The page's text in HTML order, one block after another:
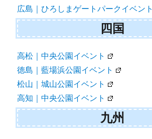
広島｜ひろしまゲートパークイベント
四国
高松｜中央公園イベント
徳島｜藍場浜公園イベント
松山｜城山公園イベント
高知｜中央公園イベント
九州